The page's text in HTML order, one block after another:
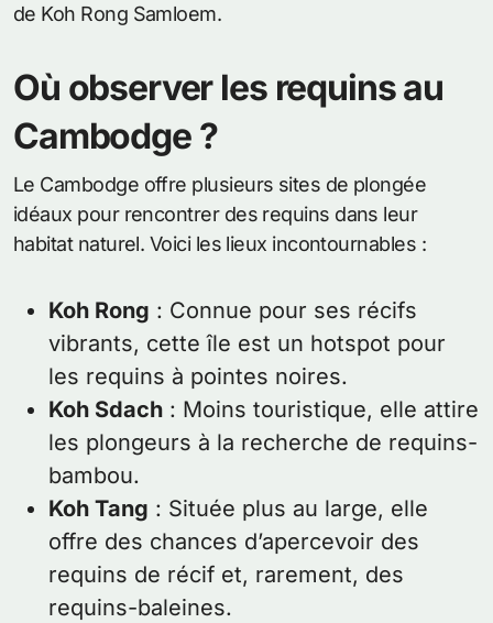
de Koh Rong Samloem.
Où observer les requins au
Cambodge ?
Le Cambodge offre plusieurs sites de plongée
idéaux pour rencontrer des requins dans leur
habitat naturel. Voici les lieux incontournables :
Koh Rong : Connue pour ses récifs
vibrants, cette île est un hotspot pour
les requins à pointes noires.
Koh Sdach : Moins touristique, elle attire
les plongeurs à la recherche de requins-
bambou.
Koh Tang : Située plus au large, elle
offre des chances d’apercevoir des
requins de récif et, rarement, des
requins-baleines.